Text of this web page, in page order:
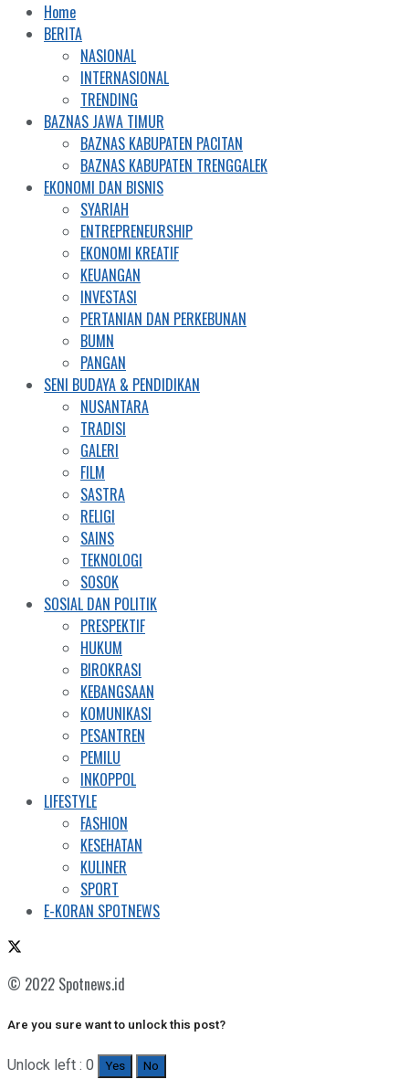
Home
BERITA
NASIONAL
INTERNASIONAL
TRENDING
BAZNAS JAWA TIMUR
BAZNAS KABUPATEN PACITAN
BAZNAS KABUPATEN TRENGGALEK
EKONOMI DAN BISNIS
SYARIAH
ENTREPRENEURSHIP
EKONOMI KREATIF
KEUANGAN
INVESTASI
PERTANIAN DAN PERKEBUNAN
BUMN
PANGAN
SENI BUDAYA & PENDIDIKAN
NUSANTARA
TRADISI
GALERI
FILM
SASTRA
RELIGI
SAINS
TEKNOLOGI
SOSOK
SOSIAL DAN POLITIK
PRESPEKTIF
HUKUM
BIROKRASI
KEBANGSAAN
KOMUNIKASI
PESANTREN
PEMILU
INKOPPOL
LIFESTYLE
FASHION
KESEHATAN
KULINER
SPORT
E-KORAN SPOTNEWS
© 2022 Spotnews.id
Are you sure want to unlock this post?
Unlock left : 0 Yes No